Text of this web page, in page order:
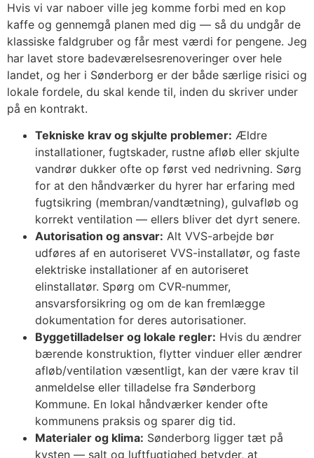
Hvis vi var naboer ville jeg komme forbi med en kop
kaffe og gennemgå planen med dig — så du undgår de
klassiske faldgruber og får mest værdi for pengene. Jeg
har lavet store badeværelsesrenoveringer over hele
landet, og her i Sønderborg er der både særlige risici og
lokale fordele, du skal kende til, inden du skriver under
på en kontrakt.
Tekniske krav og skjulte problemer: Ældre
installationer, fugtskader, rustne afløb eller skjulte
vandrør dukker ofte op først ved nedrivning. Sørg
for at den håndværker du hyrer har erfaring med
fugtsikring (membran/vandtætning), gulvafløb og
korrekt ventilation — ellers bliver det dyrt senere.
Autorisation og ansvar: Alt VVS-arbejde bør
udføres af en autoriseret VVS-installatør, og faste
elektriske installationer af en autoriseret
elinstallatør. Spørg om CVR‑nummer,
ansvarsforsikring og om de kan fremlægge
dokumentation for deres autorisationer.
Byggetilladelser og lokale regler: Hvis du ændrer
bærende konstruktion, flytter vinduer eller ændrer
afløb/ventilation væsentligt, kan der være krav til
anmeldelse eller tilladelse fra Sønderborg
Kommune. En lokal håndværker kender ofte
kommunens praksis og sparer dig tid.
Materialer og klima: Sønderborg ligger tæt på
kysten — salt og luftfugtighed betyder, at